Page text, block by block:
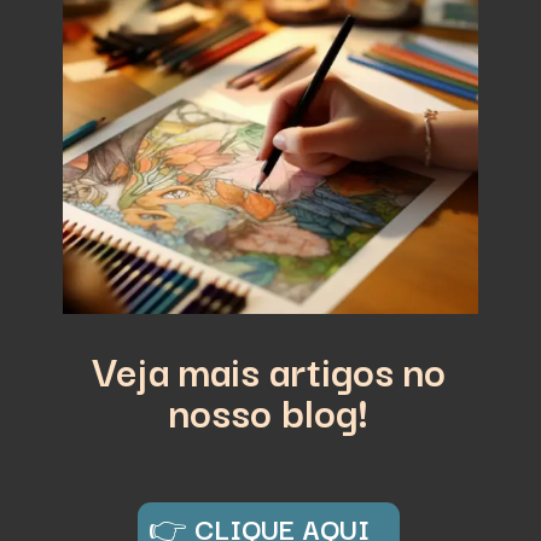
Veja mais artigos no
nosso blog!
👉 CLIQUE AQUI